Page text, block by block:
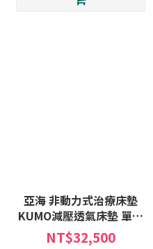
亞海 非動力式治療床墊
KUMO減壓透氣床墊 單人
標準床墊
NT$32,500